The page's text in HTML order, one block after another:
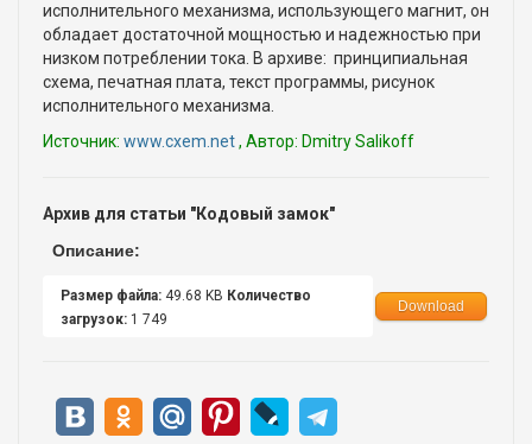
исполнительного механизма, использующего магнит, он
обладает достаточной мощностью и надежностью при
низком потреблении тока. В архиве: принципиальная
схема, печатная плата, текст программы, рисунок
исполнительного механизма.
Источник: www.cxem.net, Автор: Dmitry Salikoff
Архив для статьи "Кодовый замок"
Описание:
Размер файла: 49.68 KB Количество
загрузок: 1 749
Download